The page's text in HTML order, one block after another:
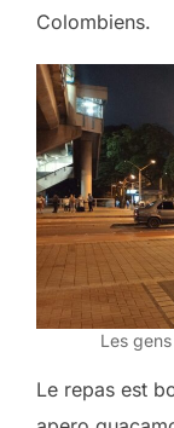
Colombiens.
Les
Le repas est